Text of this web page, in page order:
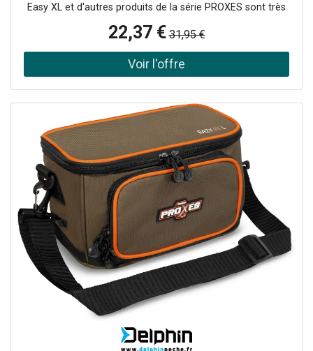
Easy XL et d'autres produits de la série PROXES sont très
imitent les couleurs d'environnement. Les fermetures
oranges offrent meilleure visibilité pendant le brouillard. Le
sac entier est en matériel haut de gamme et la partie
basse a une couche imperméable qui protège le sac dans
grand et il comprit une boîte plastique transparente avec
des cloisons réglables. Cette boîte est convenable pour
vos leurres carnassier ou d'autres accessoires. Le sac est
muni de fermetures éclair de qualité avec des curseurs
avec un logo Delphin. À l'intérieur de couvercle est une
poche à zip en filet pour y mettre des petits accessoires
ou vos documents. De plus, il y a une autre poche de
front. Tous nos produits sont conçus avec une attention
aux détails, c'est pourquoi nous avons également ajouté
des boucles des deux côtés du sac Easy L pour y insérer
un péan ou une pince. Ce sac a aussi une poignée de
transport sur le couvercle en haut et une sangle d'épaule
réglable. Informations techniques XL : Dimensions
externes : 30x26x19,5 cm Dimension d'espace central :
30x21x19,5 cm Dimensions poche frontale : 21x15x3 cm
Dimensions de la boîte : 27x18x4 cm
22,37 € 31,95 €